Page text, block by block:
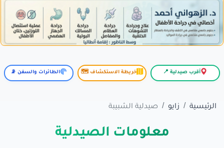
أقرب صيدلية 📍 خريطة الاستكشاف 🗺️ الطائرات والسفن 📡
الرئيسية زايو صيدلية الشبيبة
معلومات الصيدلية